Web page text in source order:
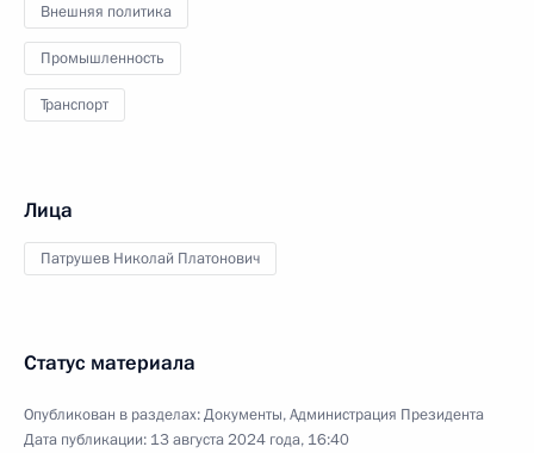
Внешняя политика
Промышленность
Транспорт
Лица
Патрушев Николай Платонович
Статус материала
Опубликован в разделах:Документы,Администрация Президента
Дата публикации: 13 августа 2024 года, 16:40